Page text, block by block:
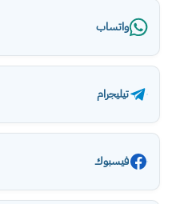
واتساب
تيليجرام
فيسبوك